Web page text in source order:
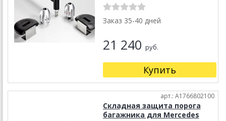
Заказ 35-40 дней
21 240 руб.
Купить
арт.: A1766802100
Складная защита порога
багажника для Mercedes